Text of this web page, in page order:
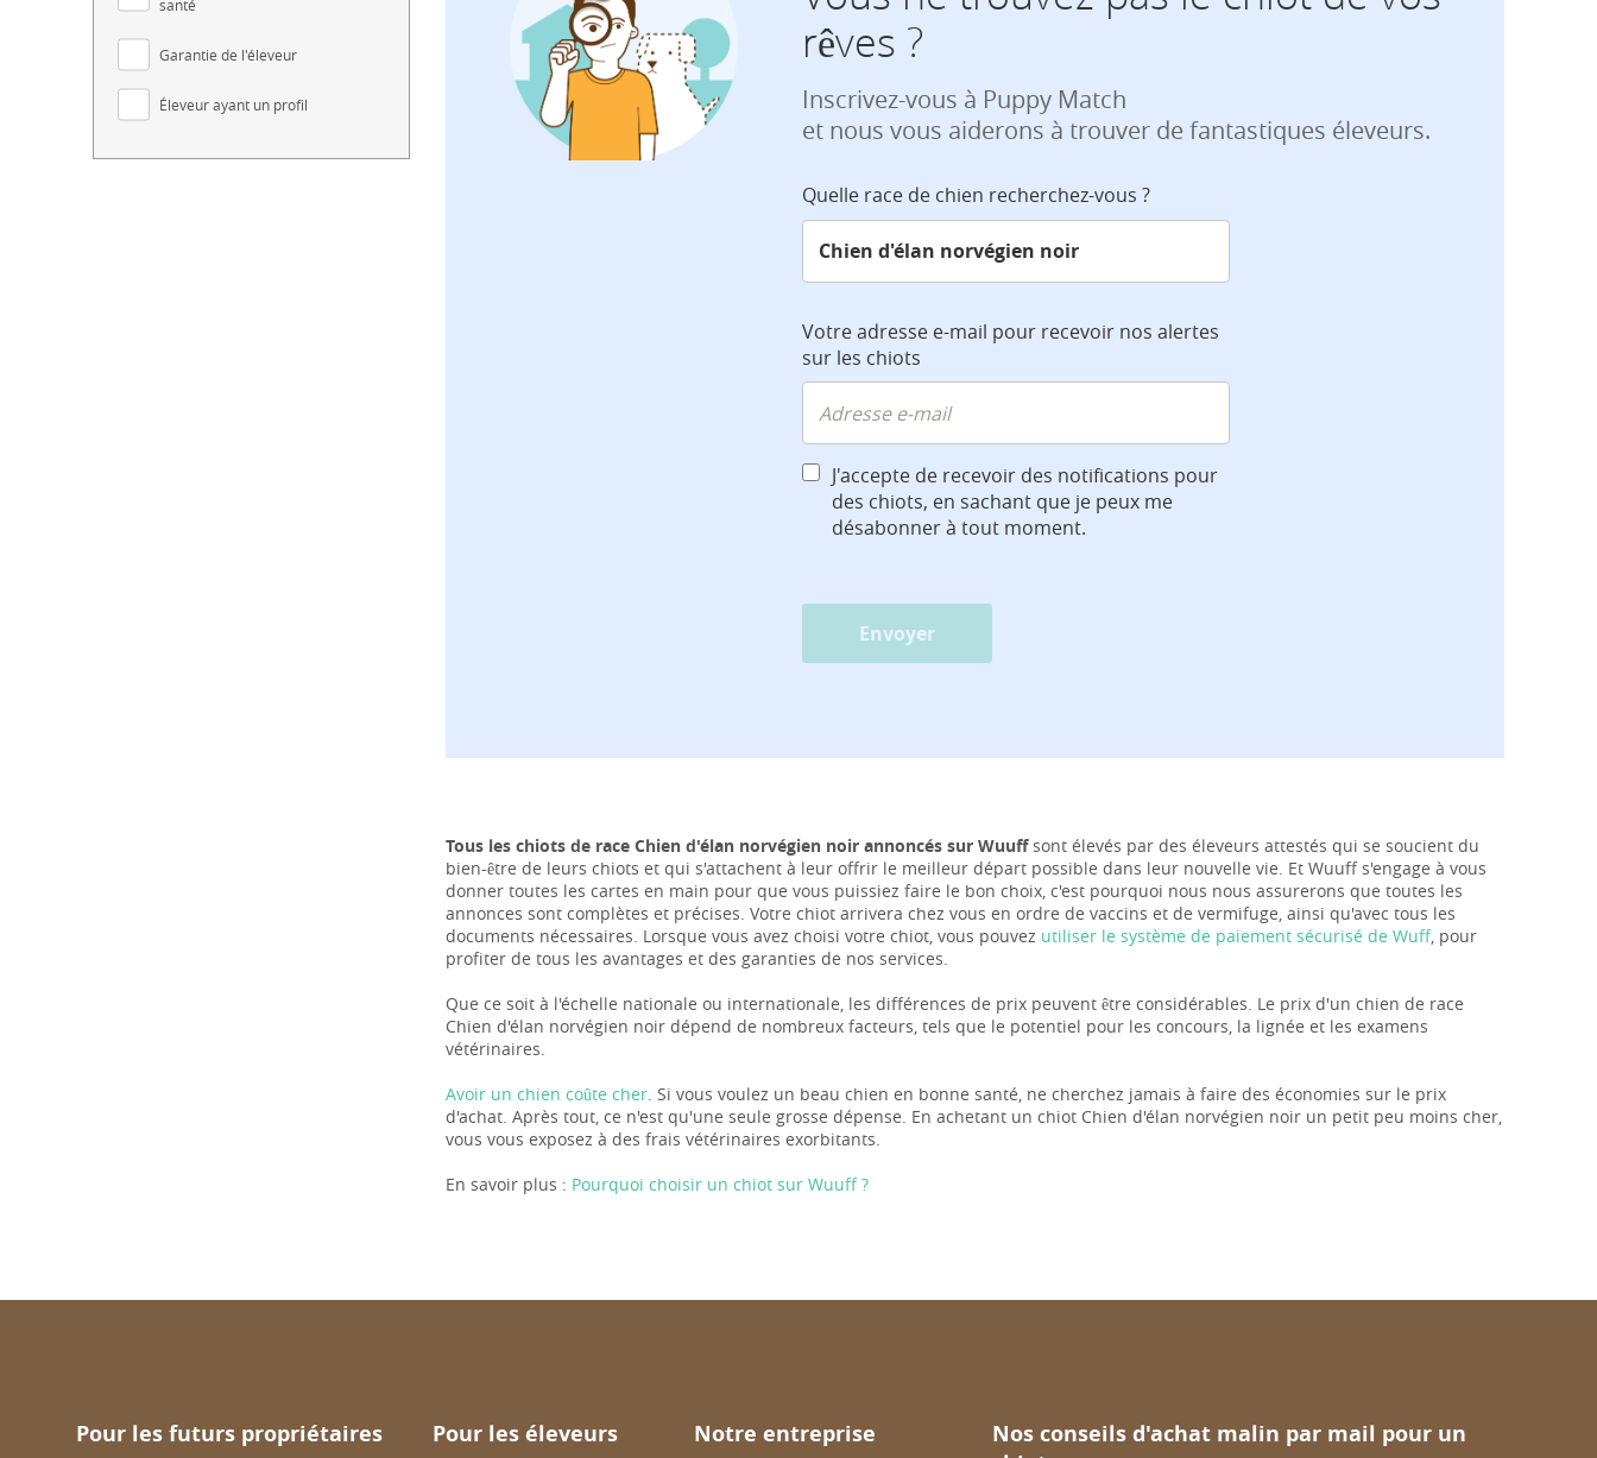
santé
Garantie de l'éleveur
Éleveur ayant un profil
rêves ?
Inscrivez-vous à Puppy Match
et nous vous aiderons à trouver de fantastiques éleveurs.
Quelle race de chien recherchez-vous ?
Votre adresse e-mail pour recevoir nos alertes
sur les chiots
J'accepte de recevoir des notifications pour
des chiots, en sachant que je peux me
désabonner à tout moment.
Envoyer
Tous les chiots de race Chien d'élan norvégien noir annoncés sur Wuuffsont élevés par des éleveurs attestés qui se soucient du
bien-être de leurs chiots et qui s'attachent à leur offrir le meilleur départ possible dans leur nouvelle vie. Et Wuuff s'engage à vous
donner toutes les cartes en main pour que vous puissiez faire le bon choix, c'est pourquoi nous nous assurerons que toutes les
annonces sont complètes et précises. Votre chiot arrivera chez vous en ordre de vaccins et de vermifuge, ainsi qu'avec tous les
documents nécessaires. Lorsque vous avez choisi votre chiot, vous pouvez utiliser le système de paiement sécurisé de Wuff, pour
profiter de tous les avantages et des garanties de nos services.
Que ce soit à l'échelle nationale ou internationale, les différences de prix peuvent être considérables. Le prix d'un chien de race
Chien d'élan norvégien noir dépend de nombreux facteurs, tels que le potentiel pour les concours, la lignée et les examens
vétérinaires.
Avoir un chien coûte cher. Si vous voulez un beau chien en bonne santé, ne cherchez jamais à faire des économies sur le prix
d'achat. Après tout, ce n'est qu'une seule grosse dépense. En achetant un chiot Chien d'élan norvégien noir un petit peu moins cher,
vous vous exposez à des frais vétérinaires exorbitants.
En savoir plus : Pourquoi choisir un chiot sur Wuuff ?
Pour les futurs propriétaires Pour les éleveurs Notre entreprise
Nos conseils d'achat malin par mail pour un